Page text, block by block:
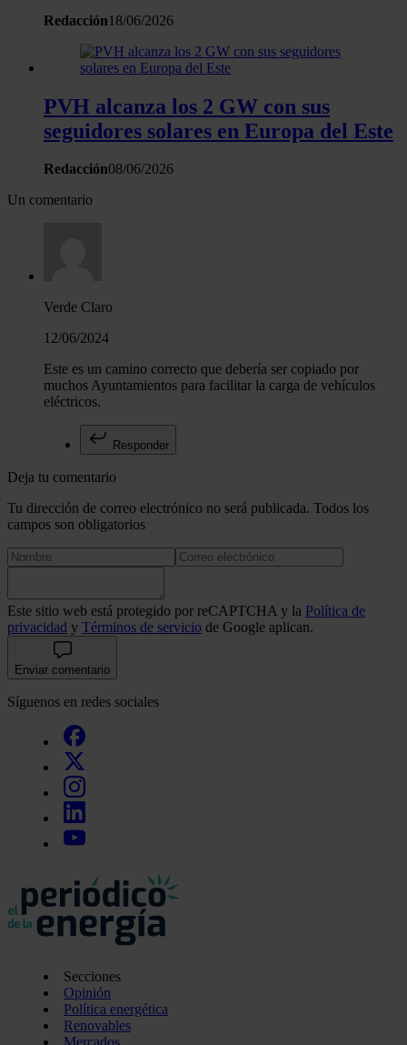
Redacción18/06/2026
PVH alcanza los 2 GW con sus
seguidores solares en Europa del Este
Redacción08/06/2026
Un comentario
Verde Claro
12/06/2024
Este es un camino correcto que debería ser copiado por
muchos Ayuntamientos para facilitar la carga de vehículos
eléctricos.
Responder
Deja tu comentario
Tu dirección de correo electrónico no será publicada. Todos los
campos son obligatorios
Este sitio web está protegido por reCAPTCHA y la Política de
privacidad y Términos de servicio de Google aplican.
Enviar comentario
Síguenos en redes sociales
Secciones
Opinión
Política energética
Renovables